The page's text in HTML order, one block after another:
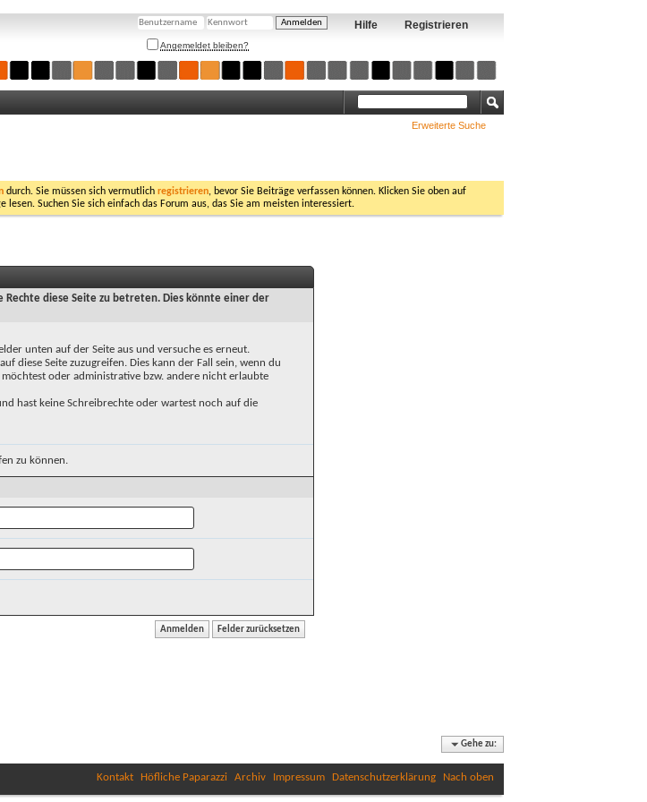
Registrieren
Hilfe
Angemeldet bleiben?
Erweiterte Suche
durch. Sie müssen sich vermutlich registrieren, bevor Sie Beiträge verfassen können. Klicken Sie oben auf
Suchen Sie sich einfach das Forum aus, das Sie am meisten interessiert.
Rechte diese Seite zu betreten. Dies könnte einer der
unten auf der Seite aus und versuche es erneut.
diese Seite zuzugreifen. Dies kann der Fall sein, wenn du
oder administrative bzw. andere nicht erlaubte
hast keine Schreibrechte oder wartest noch auf die
zu können.
Gehe zu:
Kontakt Höfliche Paparazzi Archiv Impressum Datenschutzerklärung Nach oben